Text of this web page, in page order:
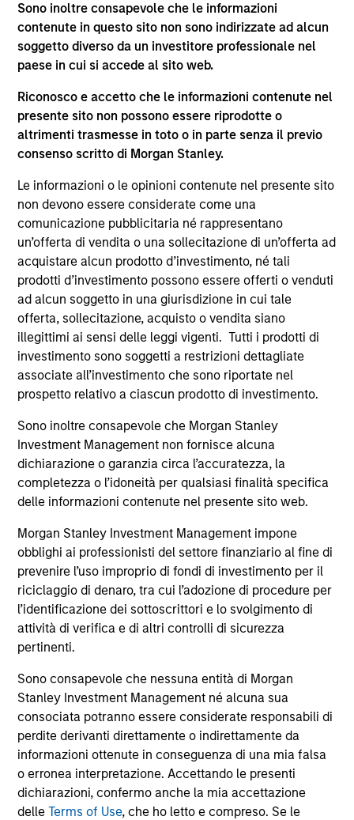
Sono inoltre consapevole che le informazioni
contenute in questo sito non sono indirizzate ad alcun
soggetto diverso da un investitore professionale nel
paese in cui si accede al sito web.
Riconosco e accetto che le informazioni contenute nel
presente sito non possono essere riprodotte o
altrimenti trasmesse in toto o in parte senza il previo
consenso scritto di Morgan Stanley.
Le informazioni o le opinioni contenute nel presente sito
non devono essere considerate come una
comunicazione pubblicitaria né rappresentano
un’offerta di vendita o una sollecitazione di un’offerta ad
acquistare alcun prodotto d’investimento, né tali
prodotti d’investimento possono essere offerti o venduti
ad alcun soggetto in una giurisdizione in cui tale
offerta, sollecitazione, acquisto o vendita siano
illegittimi ai sensi delle leggi vigenti. Tutti i prodotti di
investimento sono soggetti a restrizioni dettagliate
associate all’investimento che sono riportate nel
prospetto relativo a ciascun prodotto di investimento.
Sono inoltre consapevole che Morgan Stanley
Investment Management non fornisce alcuna
dichiarazione o garanzia circa l’accuratezza, la
completezza o l’idoneità per qualsiasi finalità specifica
delle informazioni contenute nel presente sito web.
Morgan Stanley Investment Management impone
obblighi ai professionisti del settore finanziario al fine di
prevenire l’uso improprio di fondi di investimento per il
riciclaggio di denaro, tra cui l’adozione di procedure per
l’identificazione dei sottoscrittori e lo svolgimento di
attività di verifica e di altri controlli di sicurezza
pertinenti.
Sono consapevole che nessuna entità di Morgan
Stanley Investment Management né alcuna sua
consociata potranno essere considerate responsabili di
perdite derivanti direttamente o indirettamente da
informazioni ottenute in conseguenza di una mia falsa
o erronea interpretazione. Accettando le presenti
dichiarazioni, confermo anche la mia accettazione
delleTerms of Use, che ho letto e compreso. Se le
Le informazioni relative agli aspetti di sostenibilità del
Comparto e una sintesi dei diritti degli investitori sono
disponibili sul sito web sopra indicato.
visione del “Modulo completo di sottoscrizione” (Extended
Application Form), mentre la sezione “Informazioni
supplementari per Hong Kong” (“Additional Information for
Hong Kong Investors”) all’interno del Prospetto riguarda
specificamente gli investitori di Hong Kong. Copie gratuite
documento contenente informazioni chiave per gli
investitori (KID o KIID), dello statuto e delle relazioni
annuali e semestrali e ulteriori informazioni possono
essere ottenute dal rappresentante in Svizzera. Il
rappresentante in Svizzera è Carnegie Fund Services S.A.,
11, rue du Général-Dufour, 1204 Ginevra. L’agente pagatore
in Svizzera è Banque Cantonale de Genève, 17, quai de l’Ile,
1204 Ginevra.
Se la società di gestione del Comparto in questione decide
di cessare l’accordo di commercializzazione del Comparto
in un Paese del SEE in cui esso è registrato per la vendita,
lo farà nel rispetto delle norme OICVM.
Per i termini e le definizioni riguardanti il comparto si
Tutti i dati di performance sono calcolati in base al valore
del patrimonio netto (NAV), al netto delle spese, e non
comprendono le commissioni e gli oneri relativi
all’emissione e al rimborso delle azioni. La fonte di tutti i
dati relativi alle performance e agli indici è Morgan Stanley
Investment Management Limited (“MSIM Ltd”).
Il valore degli investimenti e i proventi da essi derivanti
possono aumentare come diminuire e un investitore può
non
recuperare l'importo investito.
I dati di performance per i comparti con track record
inferiore a un anno non sono illustrati. Le performance sono
calcolate al netto delle commissioni. I dati di performance
da inizio anno non sono annualizzati. Le performance di
altre classi di azioni, se disponibili, potrebbero essere
diverse. Prima di investire si consiglia di valutare
attentamente gli obiettivi d’investimento, i rischi, le
commissioni e le spese del comparto.
Il ricorso alla leva aumenta i rischi: una variazione
relativamente contenuta nel valore di un investimento può
determinare una variazione molto più elevata, sia in senso
positivo che negativo, nel valore di quell’investimento e, di